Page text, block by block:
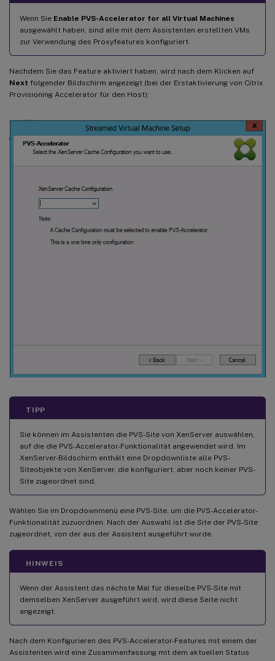
Wenn Sie Enable PVS-Accelerator for all Virtual Machines
ausgewählt haben, sind alle mit dem Assistenten erstellten VMs
zur Verwendung des Proxyfeatures konfiguriert.
Nachdem Sie das Feature aktiviert haben, wird nach dem Klicken auf
Next folgender Bildschirm angezeigt (bei der Erstaktivierung von Citrix
Provisioning Accelerator für den Host):
TIPP
Sie können im Assistenten die PVS-Site von XenServer auswählen,
auf die die PVS-Accelerator-Funktionalität angewendet wird. Im
XenServer-Bildschirm enthält eine Dropdownliste alle PVS-
Siteobjekte von XenServer, die konfiguriert, aber noch keiner PVS-
Site zugeordnet sind.
Wählen Sie im Dropdownmenü eine PVS-Site, um die PVS-Accelerator-
Funktionalität zuzuordnen. Nach der Auswahl ist die Site der PVS-Site
zugeordnet, von der aus der Assistent ausgeführt wurde.
HINWEIS
Wenn der Assistent das nächste Mal für dieselbe PVS-Site mit
demselben XenServer ausgeführt wird, wird diese Seite nicht
angezeigt.
Nach dem Konfigurieren des PVS-Accelerator-Features mit einem der
Assistenten wird eine Zusammenfassung mit dem aktuellen Status